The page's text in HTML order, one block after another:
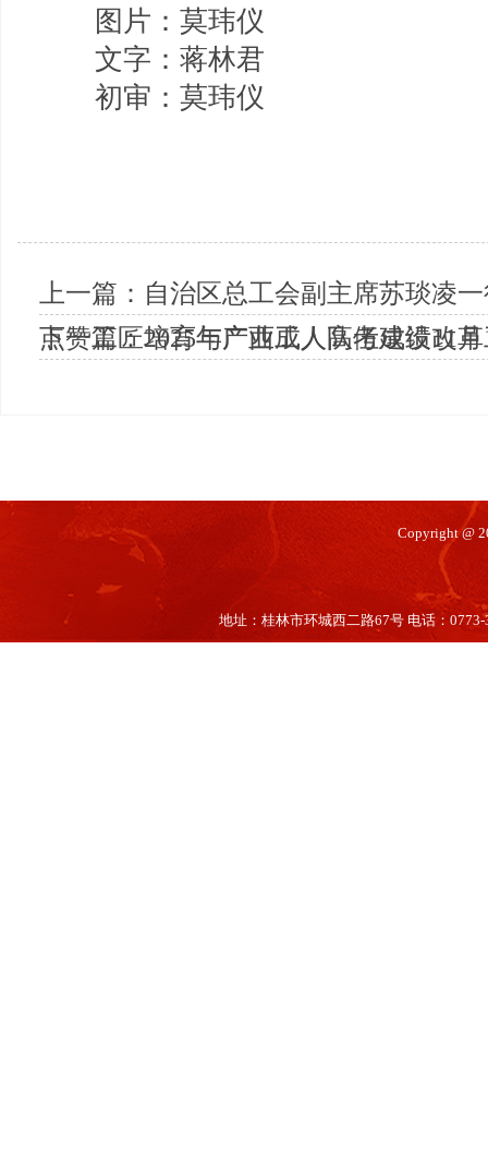
图片：莫玮仪
文字：蒋林君
初审：莫玮仪
上一篇： 自治区总工会副主席苏琰凌
点赞工匠培育与产业工人队伍建设改
下一篇：2025年广西成人高考成绩11
Copyright @
地址：桂林市环城西二路67号 电话：